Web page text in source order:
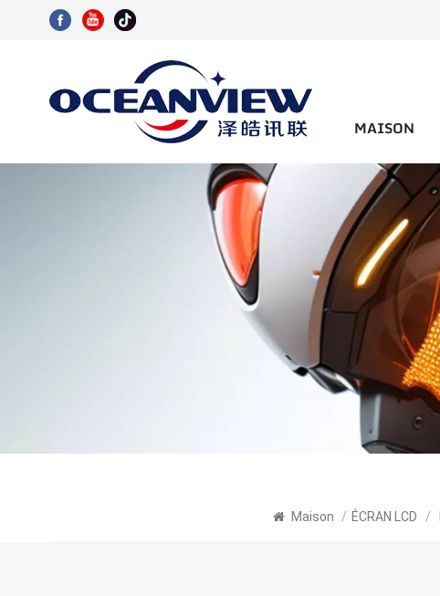
MAISON
Maison / ÉCRAN LCD /